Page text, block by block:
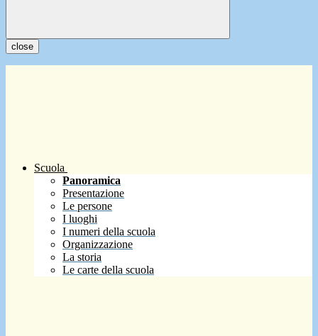
close
Scuola
Panoramica
Presentazione
Le persone
I luoghi
I numeri della scuola
Organizzazione
La storia
Le carte della scuola